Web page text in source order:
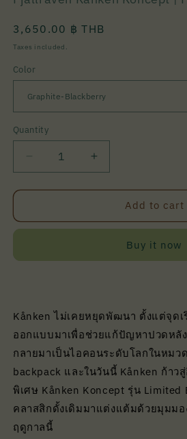
Regular
price
3,650.00 ฿ THB
Taxes included.
Color
Quantity
Quantity
Decrease
quantity
for
Kånken
Fjallraven
Increase
quantity
for
Fjallraven
Kånken
Fjallraven
Add to cart
Buy it now
Kånken ไม่เคยหยุดพัฒนา ตั้งแต่จุด
ออกแบบมาเพื่อช่วยแก้ปัญหาปวดหลั
กลายมาเป็นไอคอนระดับโลกในหมว
backpack และในวันนี้ Kånken ก้าว
พิเศษ Kånken Koncept รุ่น
คลาสสิกดั้งเดิมมาแต่งแต้มด้วยมุมมอ
ฤดูกาลนี้